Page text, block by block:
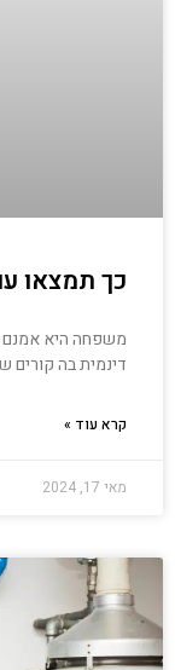
כך תמצאו
משפחה היא אמנם
דינמית בה קורים
קרא עוד »
מאי 17, 2024